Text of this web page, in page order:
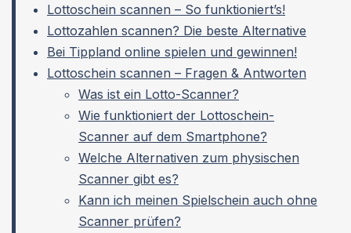
Lottoschein scannen – So funktioniert’s!
Lottozahlen scannen? Die beste Alternative
Bei Tippland online spielen und gewinnen!
Lottoschein scannen – Fragen & Antworten
Was ist ein Lotto-Scanner?
Wie funktioniert der Lottoschein-
Scanner auf dem Smartphone?
Welche Alternativen zum physischen
Scanner gibt es?
Kann ich meinen Spielschein auch ohne
Scanner prüfen?